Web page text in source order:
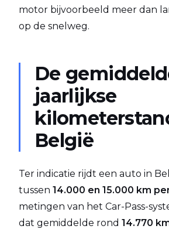
motor bijvoorbeeld meer dan
op de snelweg.
De
jaarlijkse
België
Ter indicatie rijdt een auto in
tussen 14.000 en 15.000 km
metingen van het Car-Pass-
dat gemiddelde rond 14.770